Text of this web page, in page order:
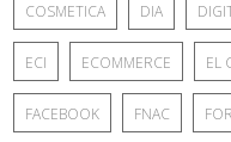
COSMETICA DIA
ECI ECOMMERCE EL
FACEBOOK FNAC